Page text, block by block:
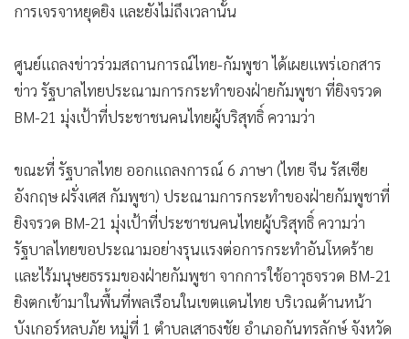
การเจรจาหยุดยิง และยังไม่ถึงเวลานั้น
ศูนย์แถลงข่าวร่วมสถานการณ์ไทย-กัมพูชา ได้เผยแพร่เอกสาร
ข่าว รัฐบาลไทยประณามการกระทำของฝ่ายกัมพูชา ที่ยิงจรวด
BM-21 มุ่งเป้าที่ประชาชนคนไทยผู้บริสุทธิ์ ความว่า
ขณะที่ รัฐบาลไทย ออกแถลงการณ์ 6 ภาษา (ไทย จีน รัสเซีย
อังกฤษ ฝรั่งเศส กัมพูชา) ประณามการกระทำของฝ่ายกัมพูชาที่
ยิงจรวด BM-21 มุ่งเป้าที่ประชาชนคนไทยผู้บริสุทธิ์ ความว่า
รัฐบาลไทยขอประณามอย่างรุนแรงต่อการกระทำอันโหดร้าย
และไร้มนุษยธรรมของฝ่ายกัมพูชา จากการใช้อาวุธจรวด BM-21
ยิงตกเข้ามาในพื้นที่พลเรือนในเขตแดนไทย บริเวณด้านหน้า
บังเกอร์หลบภัย หมู่ที่ 1 ตำบลเสาธงชัย อำเภอกันทรลักษ์ จังหวัด